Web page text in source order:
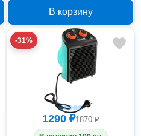
В корзину
-31%
1290 ₽1870 ₽